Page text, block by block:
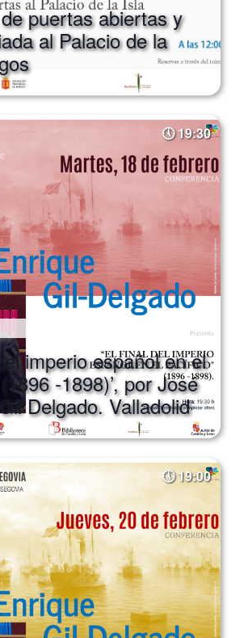
al Palacio de la
imperio español en el
-1898)’, por José
Delgado. Valladolid